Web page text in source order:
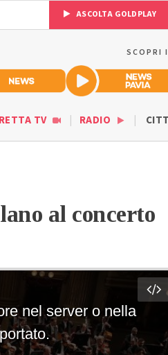
ASCOLTA GOLDPLAY
SCOPRI
TV RADIO
al concerto